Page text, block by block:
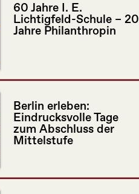
60 Jahre I. E.
Lichtigfeld-Schule – 20
Jahre Philanthropin
Berlin erleben:
Eindrucksvolle Tage
zum Abschluss der
Mittelstufe